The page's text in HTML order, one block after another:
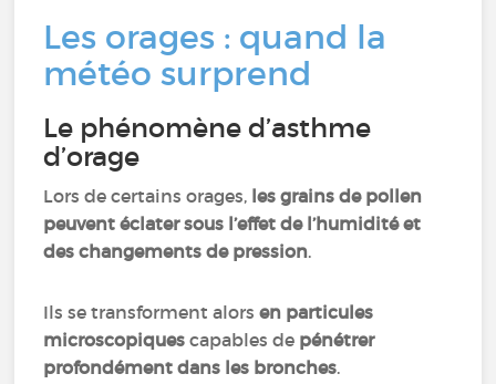
Les orages : quand la
météo surprend
Le phénomène d’asthme
d’orage
Lors de certains orages, les grains de pollen
peuvent éclater sous l’effet de l’humidité et
des changements de pression.
Ils se transforment alorsen particules
microscopiques capables de pénétrer
profondément dans les bronches.